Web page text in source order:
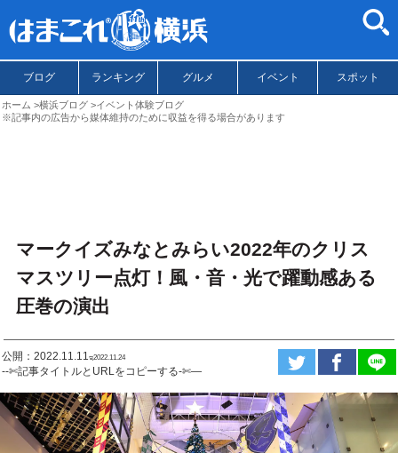
ブログ ランキング グルメ イベント スポット
ホーム 横浜ブログ
イベント体験ブログ
※記事内の広告から媒体維持のために収益を得る場合があります
マークイズみなとみらい2022年のクリス
マスツリー点灯！風・音・光で躍動感ある
圧巻の演出
公開：2022.11.11ಇ2022.11.24
--✄記事タイトルとURLをコピーする-✄—